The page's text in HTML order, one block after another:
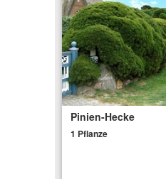
Ist die Pinien Hecke
Antwort von Baldur:
Die Nadeln sind für
Torsten
Hallo, kann man die
Pinien-Hecke
1 Pflanze